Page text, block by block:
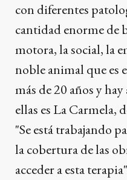
con diferentes
cantidad enorme de
motora, la social, la
noble animal que es
más de 20 años y
ellas es La Carmela,
"Se está trabajando
la cobertura de las
acceder a esta